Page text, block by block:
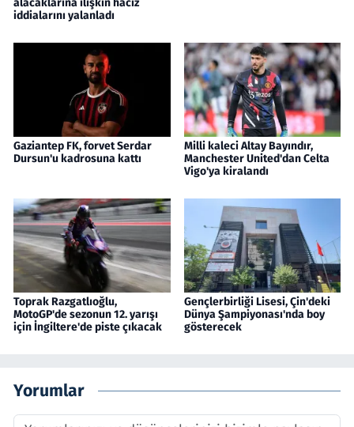
alacaklarına ilişkin haciz
iddialarını yalanladı
Gaziantep FK, forvet Serdar
Dursun'u kadrosuna kattı
Milli kaleci Altay Bayındır,
Manchester United'dan Celta
Vigo'ya kiralandı
Toprak Razgatlıoğlu,
MotoGP'de sezonun 12. yarışı
için İngiltere'de piste çıkacak
Gençlerbirliği Lisesi, Çin'deki
Dünya Şampiyonası'nda boy
gösterecek
Yorumlar